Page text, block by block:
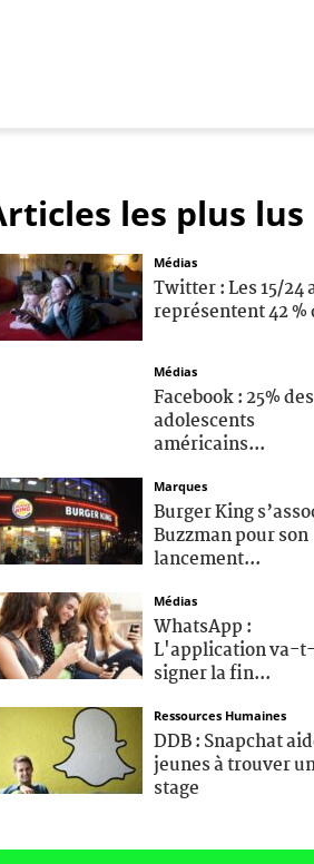
les plus lus
Médias
Twitter : Les 15/24
représentent 42 %
Médias
Facebook : 25% des
adolescents
américains...
Marques
Burger King
Buzzman pour son
lancement...
Médias
WhatsApp :
L'application va-
signer la fin...
Ressources Humaines
DDB : Snapchat
jeunes à trouver
stage